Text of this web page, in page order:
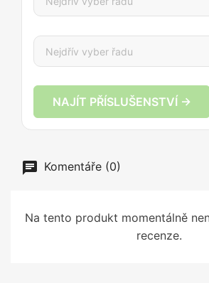
NAJÍT PŘÍSLUŠENSTVÍ →
Komentáře (0)
Na tento produkt momentálně
recenze.